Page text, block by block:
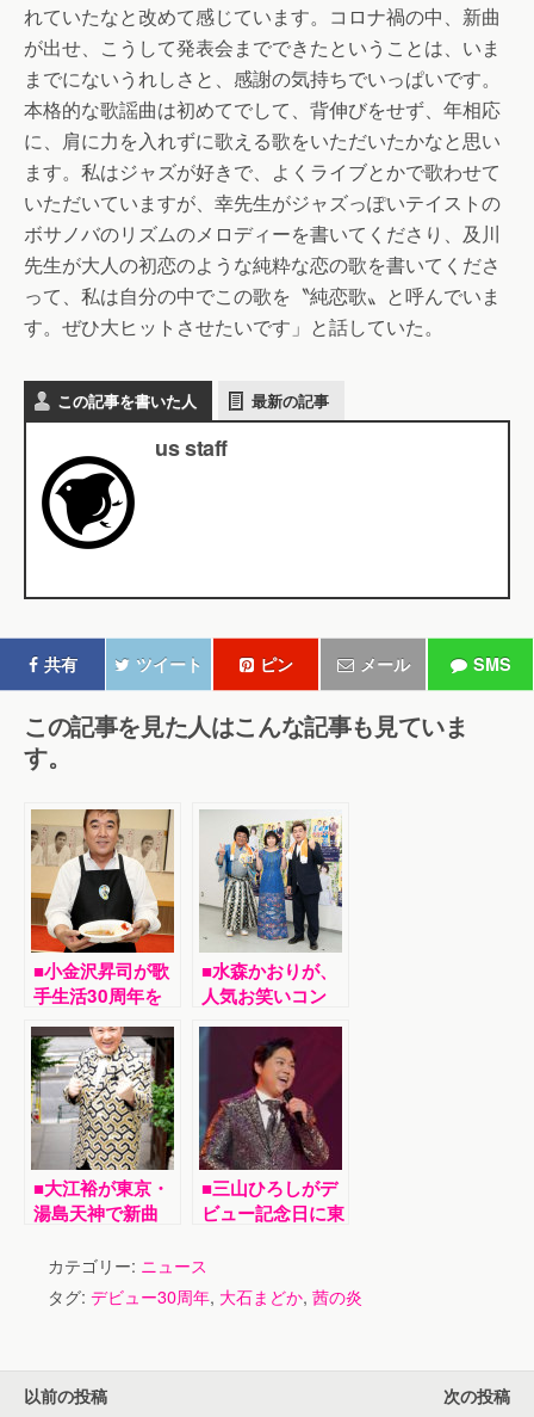
れていたなと改めて感じています。コロナ禍の中、新曲
が出せ、こうして発表会までできたということは、いま
までにないうれしさと、感謝の気持ちでいっぱいです。
本格的な歌謡曲は初めてでして、背伸びをせず、年相応
に、肩に力を入れずに歌える歌をいただいたかなと思い
ます。私はジャズが好きで、よくライブとかで歌わせて
いただいていますが、幸先生がジャズっぽいテイストの
ボサノバのリズムのメロディーを書いてくださり、及川
先生が大人の初恋のような純粋な恋の歌を書いてくださ
って、私は自分の中でこの歌を〝純恋歌〟と呼んでいま
す。ぜひ大ヒットさせたいです」と話していた。
この記事を書いた人 最新の記事
us staff
共有 ツイート ピン メール SMS
この記事を見た人はこんな記事も見ていま
す。
■小金沢昇司が歌
手生活30周年を
記念してファン感
謝イベント。自慢
のカレーライス作
りも披露
■水森かおりが、
人気お笑いコン
ビ・サンドウィッ
チマンとデュエッ
ト曲「笑顔で遠ま
わり」を３人で初
披露
■大江裕が東京・
湯島天神で新曲
祈願。六代目 片
岡愛之助からジャ
ケ写の題字をプレ
■三山ひろしがデ
ビュー記念日に東
ザでリサイタル。
コンサートではア
コースティックギ
カテゴリー: ニュース
タグ: デビュー30周年, 大石まどか, 茜の炎
以前の投稿 次の投稿